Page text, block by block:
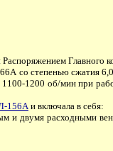
со степенью
1200 об/мин при
156Аи включала в себя:
двумя расходными